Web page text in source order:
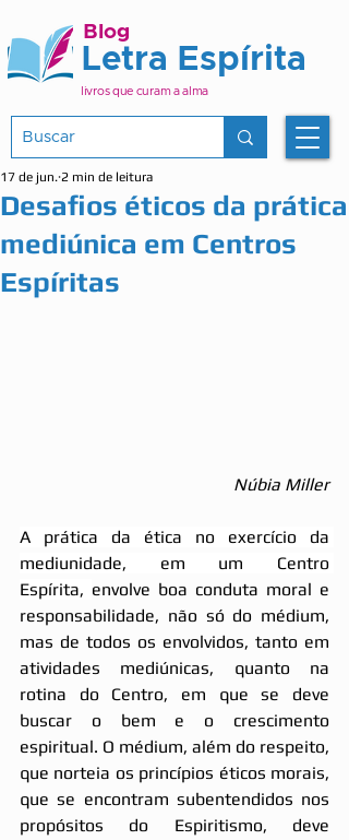
Letra Espírita
Blog
livros que curam a alma
Desafios éticos da prática
mediúnica em Centros
Espíritas
17 de jun. 2 min de leitura
Núbia Miller
A prática da ética no exercício da
mediunidade, em um Centro
Espírita, envolve boa conduta moral e
responsabilidade, não só do médium,
mas de todos os envolvidos, tanto em
atividades mediúnicas, quanto na
rotina do Centro, em que se deve
buscar o bem e o crescimento
espiritual. O médium, além do respeito,
que norteia os princípios éticos morais,
que se encontram subentendidos nos
propósitos do Espiritismo, deve